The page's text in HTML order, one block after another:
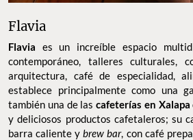
Flavia
Flavia es un increíble espacio
contemporáneo, talleres culturales,
arquitectura, café de especialidad,
establece principalmente como una
también una de lascafeterías en Xalapa
y deliciosos productos cafetaleros; su
barra caliente ybrew bar, con café